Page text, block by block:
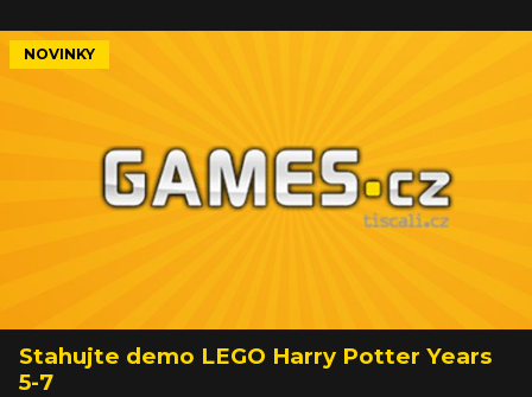
příkladem je třeba právě vydané demo kostkované
řachandy LEGO The Lord of the Rings, které si můžete
stáhnout z oficiálních stránek a zahrajete si ho na Vistách,
NOVINKY
Stahujte demo LEGO Harry Potter Years
5-7